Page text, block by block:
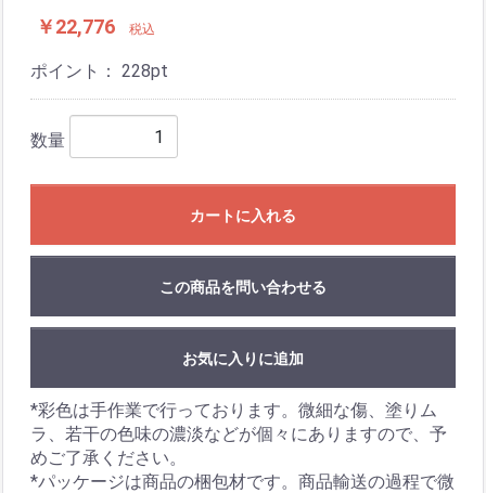
￥22,776 税込
ポイント： 228pt
数量
カートに入れる
この商品を問い合わせる
お気に入りに追加
*彩色は手作業で行っております。微細な傷、塗りム
ラ、若干の色味の濃淡などが個々にありますので、予
めご了承ください。
*パッケージは商品の梱包材です。商品輸送の過程で微